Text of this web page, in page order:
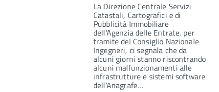
La Direzione Centrale Servizi
Catastali, Cartografici e di
Pubblicità Immobiliare
dell’Agenzia delle Entrate, per
tramite del Consiglio Nazionale
Ingegneri, ci segnala che da
alcuni giorni stanno riscontrando
alcuni malfunzionamenti alle
infrastrutture e sistemi software
dell’Anagrafe…